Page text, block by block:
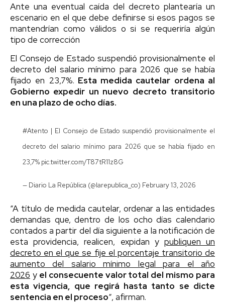
Ante una eventual caída del decreto plantearía un
escenario en el que debe definirse si esos pagos se
mantendrían como válidos o si se requeriría algún
tipo de corrección
El Consejo de Estado suspendió provisionalmente el
decreto del salario mínimo para 2026 que se había
fijado en 23,7%. Esta medida cautelar ordena al
Gobierno expedir un nuevo decreto transitorio
en una plazo de ocho días.
#Atento | El Consejo de Estado suspendió provisionalmente el
decreto del salario mínimo para 2026 que se había fijado en
23,7% pic.twitter.com/T87tR11z8G
— Diario La República (@larepublica_co) February 13, 2026
“A título de medida cautelar, ordenar a las entidades
demandas que, dentro de los ocho días calendario
contados a partir del día siguiente a la notificación de
esta providencia, realicen, expidan y publiquen un
decreto en el que se fije el porcentaje transitorio de
aumento del salario mínimo legal para el año
2026 yel consecuente valor total del mismo para
esta vigencia, que regirá hasta tanto se dicte
sentencia en el proceso“, afirman.